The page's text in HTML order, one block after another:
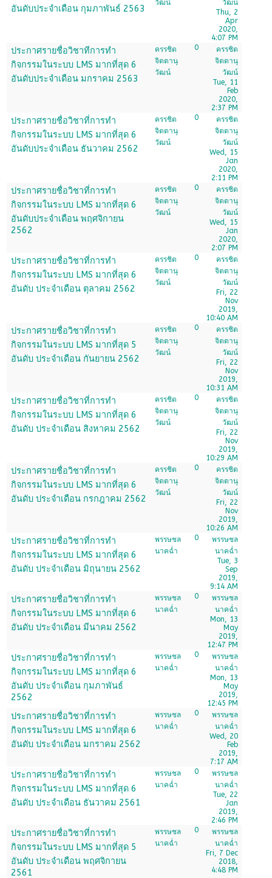
อันดับประจำเดือน กุมภาพันธ์ 2563
วัฒน์
วัฒน์
Thu, 2
Apr
2020,
4:07 PM
ประกาศรายชื่อวิชาทีการทำ
กิจกรรมในระบบ LMS มากที่สุด 6
อันดับประจำเดือน มกราคม 2563
ครรชิต
จิตตานุ
วัฒน์
0
ครรชิต
จิตตานุ
วัฒน์
Tue, 11
Feb
2020,
2:37 PM
ประกาศรายชื่อวิชาที่การทำ
กิจกรรมในระบบ LMS มากที่สุด 6
อันดับประจำเดือน ธันวาคม 2562
ครรชิต
จิตตานุ
วัฒน์
0
ครรชิต
จิตตานุ
วัฒน์
Wed, 15
Jan
2020,
2:11 PM
ประกาศรายชื่อวิชาที่การทำ
กิจกรรมในระบบ LMS มากที่สุด 6
อันดับประจำเดือน พฤศจิกายน
2562
ครรชิต
จิตตานุ
วัฒน์
0
ครรชิต
จิตตานุ
วัฒน์
Wed, 15
Jan
2020,
2:07 PM
ประกาศรายชื่อวิชาที่การทำ
กิจกรรมในระบบ LMS มากที่สุด 6
อันดับ ประจำเดือน ตุลาคม 2562
ครรชิต
จิตตานุ
วัฒน์
0
ครรชิต
จิตตานุ
วัฒน์
Fri, 22
Nov
2019,
10:40 AM
ประกาศรายชื่อวิชาที่การทำ
กิจกรรมในระบบ LMS มากที่สุด 5
อันดับ ประจำเดือน กันยายน 2562
ครรชิต
จิตตานุ
วัฒน์
0
ครรชิต
จิตตานุ
วัฒน์
Fri, 22
Nov
2019,
10:31 AM
ประกาศรายชื่อวิชาที่การทำ
กิจกรรมในระบบ LMS มากที่สุด 6
อันดับ ประจำเดือน สิงหาคม 2562
ครรชิต
จิตตานุ
วัฒน์
0
ครรชิต
จิตตานุ
วัฒน์
Fri, 22
Nov
2019,
10:29 AM
ประกาศรายชื่อวิชาที่การทำ
กิจกรรมในระบบ LMS มากที่สุด 6
อันดับ ประจำเดือน กรกฎาคม 2562
ครรชิต
จิตตานุ
วัฒน์
0
ครรชิต
จิตตานุ
วัฒน์
Fri, 22
Nov
2019,
10:26 AM
ประกาศรายชื่อวิชาที่การทำ
กิจกรรมในระบบ LMS มากที่สุด 6
อันดับ ประจำเดือน มิถุนายน 2562
พรรษชล
นาคฉ่ำ
0
พรรษชล
นาคฉ่ำ
Tue, 3
Sep
2019,
9:14 AM
ประกาศรายชื่อวิชาที่การทำ
กิจกรรมในระบบ LMS มากที่สุด 6
อันดับ ประจำเดือน มีนาคม 2562
พรรษชล
นาคฉ่ำ
0
พรรษชล
นาคฉ่ำ
Mon, 13
May
2019,
12:47 PM
ประกาศรายชื่อวิชาที่การทำ
กิจกรรมในระบบ LMS มากที่สุด 6
อันดับ ประจำเดือน กุมภาพันธ์
2562
พรรษชล
นาคฉ่ำ
0
พรรษชล
นาคฉ่ำ
Mon, 13
May
2019,
12:45 PM
ประกาศรายชื่อวิชาที่การทำ
กิจกรรมในระบบ LMS มากที่สุด 6
อันดับ ประจำเดือน มกราคม 2562
พรรษชล
นาคฉ่ำ
0
พรรษชล
นาคฉ่ำ
Wed, 20
Feb
2019,
7:17 AM
ประกาศรายชื่อวิชาที่การทำ
กิจกรรมในระบบ LMS มากที่สุด 6
อันดับ ประจำเดือน ธันวาคม 2561
พรรษชล
นาคฉ่ำ
0
พรรษชล
นาคฉ่ำ
Tue, 22
Jan
2019,
2:46 PM
ประกาศรายชื่อวิชาที่การทำ
กิจกรรมในระบบ LMS มากที่สุด 5
อันดับ ประจำเดือน พฤศจิกายน
2561
พรรษชล
นาคฉ่ำ
0
พรรษชล
นาคฉ่ำ
Fri, 7 Dec
2018,
4:48 PM